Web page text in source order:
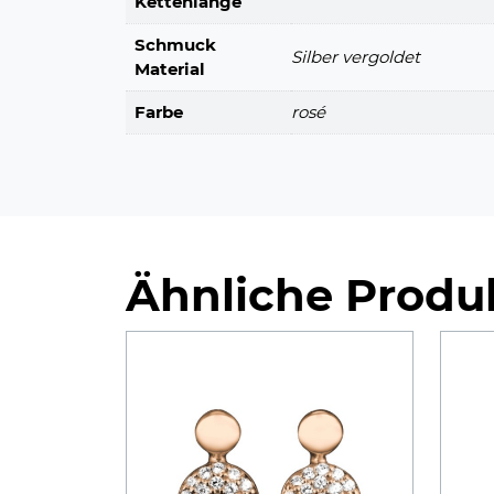
Schmuck
Material
Silber vergoldet
Farbe rosé
Ähnliche